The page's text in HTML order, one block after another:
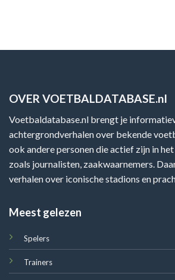
OVER VOETBALDATABASE.nl
Voetbaldatabase.nl brengt je
achtergrondverhalen over bekende
ook andere personen die actief zijn in
zoals journalisten, zaakwaarnemers.
verhalen over iconische stadions en
Meest gelezen
Spelers
Trainers